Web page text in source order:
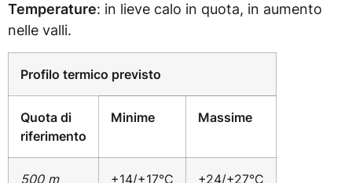
Temperature: in lieve calo in quota, in aumento
nelle valli.
Profilo termico previsto
Quota di
riferimento
Minime Massime
500 m +14/+17°C +24/+27°C